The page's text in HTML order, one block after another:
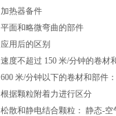
加热器备件
平面和略微弯曲的部件
应用后的区别
速度不超过 150 米/分钟的卷材
600 米/分钟以下的卷材和部件
根据颗粒附着力进行区分
松散和静电结合颗粒： 静态-空